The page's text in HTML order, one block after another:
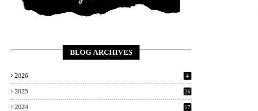
BLOG ARCHIVES
2026 4
2025 26
2024 17